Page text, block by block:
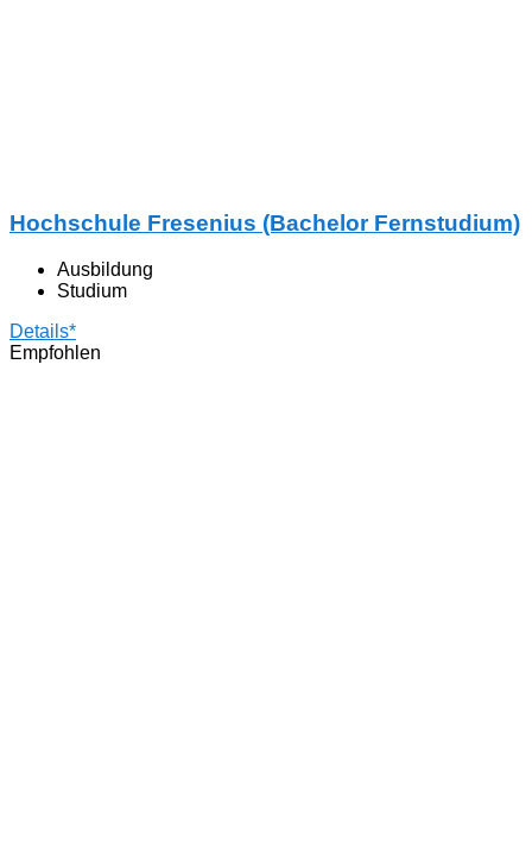
Hochschule Fresenius (Bachelor Fernstudium)
Ausbildung
Studium
Details*
Empfohlen